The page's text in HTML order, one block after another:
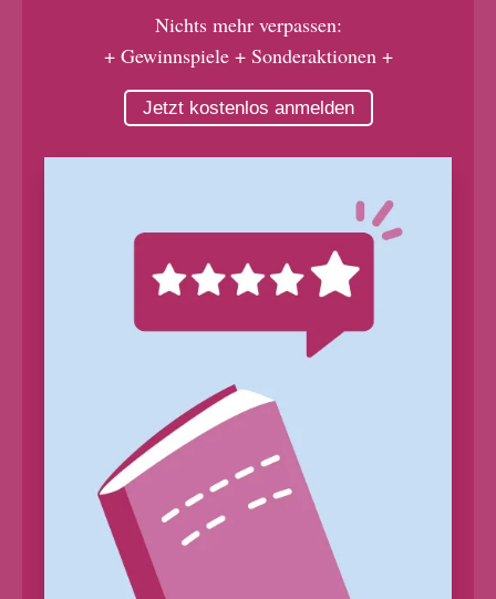
Nichts mehr verpassen:
+ Gewinnspiele + Sonderaktionen +
Jetzt kostenlos anmelden